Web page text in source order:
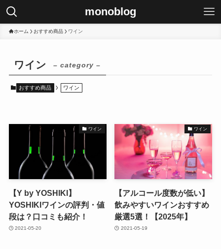
monoblog
ホーム おすすめ商品 ワイン
ワイン – category –
おすすめ商品 ワイン
ワイン
【Y by YOSHIKI】
YOSHIKIワインの評判・値
段は？口コミも紹介！
2021-05-20
ワイン
【アルコール度数が低い】
飲みやすいワインおすすめ
厳選5選！【2025年】
2021-05-19